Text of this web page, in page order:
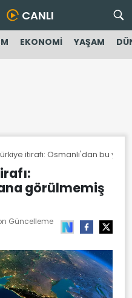
CANLI
EKONOMİ YAŞAM
itirafı: Osmanlı'dan bu
görülmemiş
Güncelleme